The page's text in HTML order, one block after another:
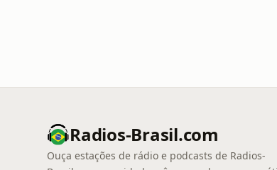
Radios-Brasil.com
Ouça estações de rádio e podcasts de Radios-